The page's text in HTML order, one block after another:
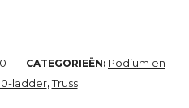
CATEGORIEËN: Podium en
ladder,Truss